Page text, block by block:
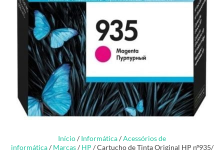
Início/ Informática/Acessórios de
informática/ Marcas/ HP / Cartucho de Tinta Original HP nº935/